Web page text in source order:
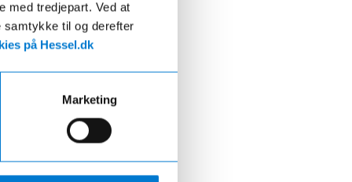
med tredjepart. Ved at
til og derefter
på Hessel.dk
Marketing